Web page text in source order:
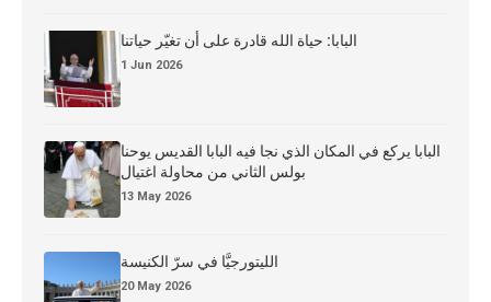
البابا: حياة الله قادرة على أن تغيّر حياتنا
1 Jun 2026
البابا يركع في المكان الذي نجا فيه البابا القديس يوحنا
بولس الثاني من محاولة اغتيال
13 May 2026
الليتورجيَّا في سرّ الكنيسة
20 May 2026